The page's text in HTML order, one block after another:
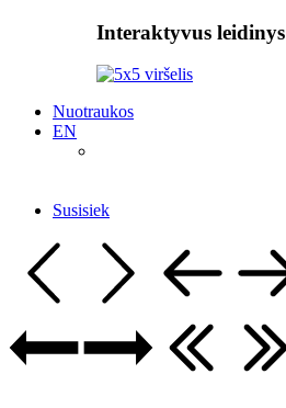
Interaktyvus leidinys
Nuotraukos
EN
Susisiek